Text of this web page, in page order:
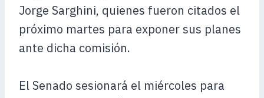
Jorge Sarghini, quienes fueron citados el
próximo martes para exponer sus planes
ante dicha comisión.
El Senado sesionará el miércoles para